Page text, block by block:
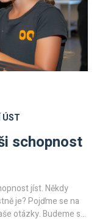
ÚST
schopnost
jíst. Někdy
je? Pojďme se na
otázky. Budeme se